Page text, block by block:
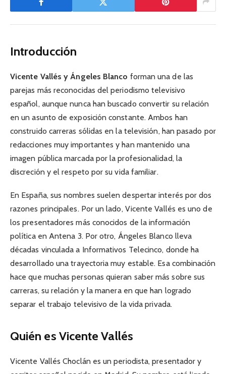
Introducción
Vicente Vallés y Ángeles Blanco forman una de las
parejas más reconocidas del periodismo televisivo
español, aunque nunca han buscado convertir su relación
en un asunto de exposición constante. Ambos han
construido carreras sólidas en la televisión, han pasado por
redacciones muy importantes y han mantenido una
imagen pública marcada por la profesionalidad, la
discreción y el respeto por su vida familiar.
En España, sus nombres suelen despertar interés por dos
razones principales. Por un lado, Vicente Vallés es uno de
los presentadores más conocidos de la información
política en Antena 3. Por otro, Ángeles Blanco lleva
décadas vinculada a Informativos Telecinco, donde ha
desarrollado una trayectoria muy estable. Esa combinación
hace que muchas personas quieran saber más sobre sus
carreras, su relación y la manera en que han logrado
separar el trabajo televisivo de la vida privada.
Quién es Vicente Vallés
Vicente Vallés Choclán es un periodista, presentador y